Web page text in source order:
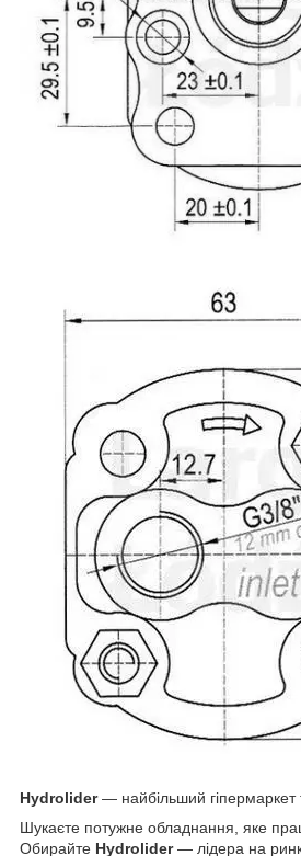
Hydrolider— найбільший гіпермаркет
Шукаєте потужне обладнання, яке
Обирайте Hydrolider— лідера на